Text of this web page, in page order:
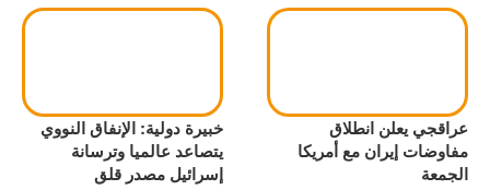
عراقجي يعلن انطلاق
مفاوضات إيران مع أمريكا
الجمعة
خبيرة دولية: الإنفاق النووي
يتصاعد عالميا وترسانة
إسرائيل مصدر قلق